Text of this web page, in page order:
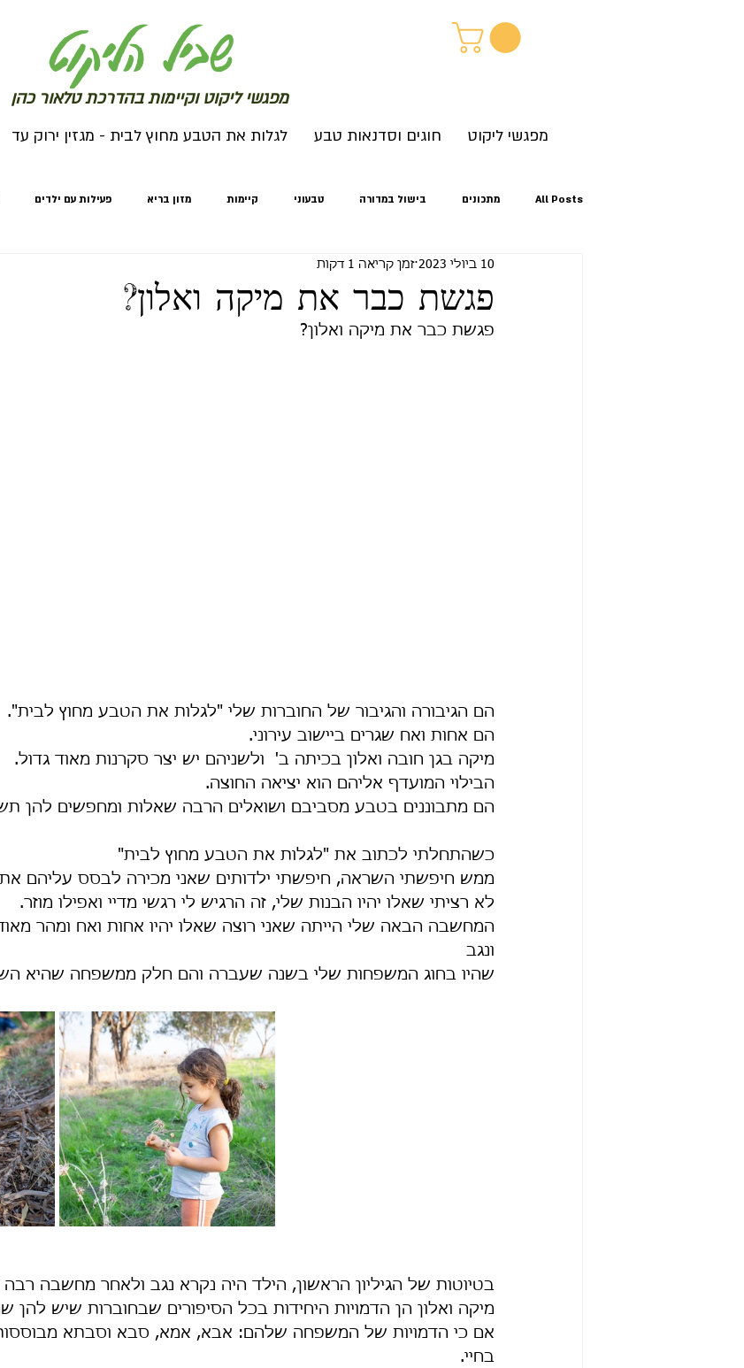
שביל הליקוט
מפגשי ליקוט וקיימות בהדרכת טלאור כהן
מפגשי ליקוט חוגים וסדנאות טבע לגלות את הטבע מחוץ לבית - מגזין ירוק עד
All Posts מתכונים בישול במדורה טבעוני קיימות מזון בריא פעילות עם ילדים
אביב סתיו זיהוי צמחים
פגשת כבר את מיקה ואלון?
10 ביולי 2023 זמן קריאה 1 דקות
פגשת כבר את מיקה ואלון?
הם הגיבורה והגיבור של החוברות שלי "לגלות את הטבע מחוץ לבית".
הם אחות ואח שגרים ביישוב עירוני.
מיקה בגן חובה ואלון בכיתה ב'  ולשניהם יש יצר סקרנות מאוד גדול.
הבילוי המועדף אליהם הוא יציאה החוצה.
הם מתבוננים בטבע מסביבם ושואלים הרבה שאלות ומחפשים להן
כשהתחלתי לכתוב את "לגלות את הטבע מחוץ לבית"
ממש חיפשתי השראה, חיפשתי ילדותים שאני מכירה לבסס עליהם את
לא רציתי שאלו יהיו הבנות שלי, זה הרגיש לי רגשי מדיי ואפילו מוזר.
המחשבה הבאה שלי הייתה שאני רוצה שאלו יהיו אחות ואח ומהר
ונגב
שהיו בחוג המשפחות שלי בשנה שעברה והם חלק ממשפחה שהיא
בטיוטות של הגיליון הראשון, הילד היה נקרא נגב ולאחר מחשבה
מיקה ואלון הן הדמויות היחידות בכל הסיפורים שבחוברות שיש להן
אם כי הדמויות של המשפחה שלהם: אבא, אמא, סבא וסבתא
בחיי.